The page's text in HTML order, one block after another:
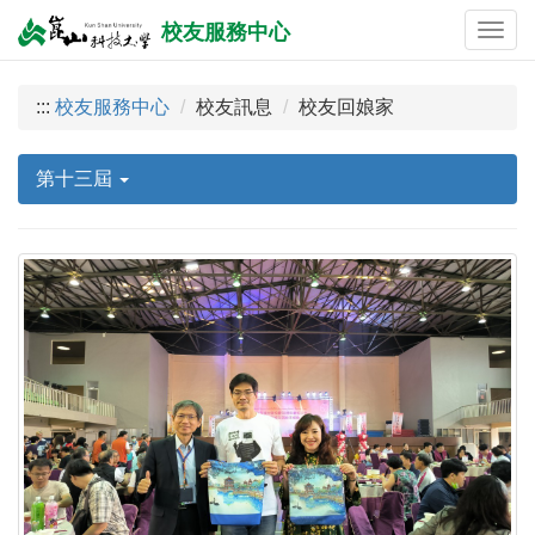
校友服務中心
::: 校友服務中心 校友訊息 校友回娘家
第十三屆